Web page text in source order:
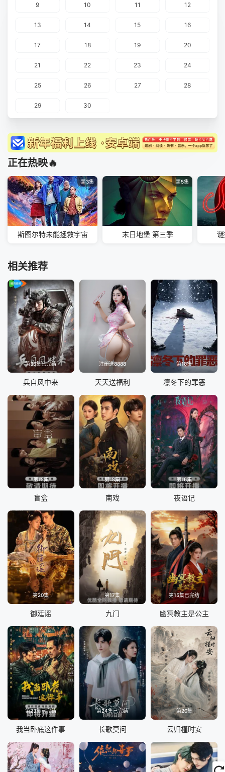
9 10 11 12
13 14 15 16
17 18 19 20
21 22 23 24
25 26 27 28
29 30
正在热映🔥
第3集
斯图尔特未能拯救宇宙
第5集
末日地堡 第三季
相关推荐
第36集已完结
兵自风中来
注册送8888
天天送福利
第18集
凛冬下的罪恶
第12集
盲盒
第13集
南戏
第16集
夜语记
第20集
御廷谣
第17集
九门
第15集已完结
幽冥教主是公主
第23集已完结
我当卧底这件事
第24集已完结
长歌莫问
第20集
云归槿时安